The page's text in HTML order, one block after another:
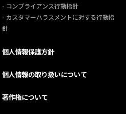
- コンプライアンス行動指針
- カスタマーハラスメントに対する行動指
針
個人情報保護方針
個人情報の取り扱いについて
著作権について